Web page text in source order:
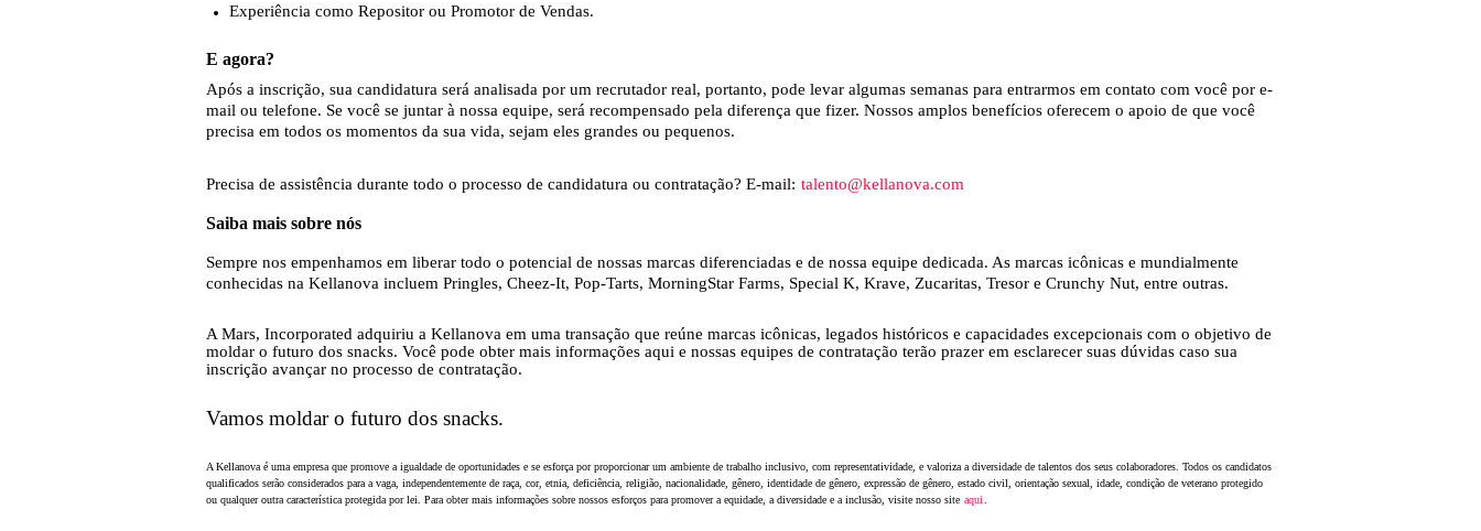
Experiência como Repositor ou Promotor de Vendas.
E agora?
Após a inscrição, sua candidatura será analisada por um recrutador real, portanto, pode levar algumas semanas para entrarmos em contato com você por e-
mail ou telefone. Se você se juntar à nossa equipe, será recompensado pela diferença que fizer. Nossos amplos benefícios oferecem o apoio de que você
precisa em todos os momentos da sua vida, sejam eles grandes ou pequenos.
Precisa de assistência durante todo o processo de candidatura ou contratação? E-mail: talento@kellanova.com
Saiba mais sobre nós
Sempre nos empenhamos em liberar todo o potencial de nossas marcas diferenciadas e de nossa equipe dedicada. As marcas icônicas e mundialmente
conhecidas na Kellanova incluem Pringles, Cheez-It, Pop-Tarts, MorningStar Farms, Special K, Krave, Zucaritas, Tresor e Crunchy Nut, entre outras.
A Mars, Incorporated adquiriu a Kellanova em uma transação que reúne marcas icônicas, legados históricos e capacidades excepcionais com o objetivo de
moldar o futuro dos snacks. Você pode obter mais informações aqui e nossas equipes de contratação terão prazer em esclarecer suas dúvidas caso sua
inscrição avançar no processo de contratação.
Vamos moldar o futuro dos snacks.
A Kellanova é uma empresa que promove a igualdade de oportunidades e se esforça por proporcionar um ambiente de trabalho inclusivo, com representatividade, e valoriza a diversidade de talentos dos seus colaboradores. Todos os candidatos
qualificados serão considerados para a vaga, independentemente de raça, cor, etnia, deficiência, religião, nacionalidade, gênero, identidade de gênero, expressão de gênero, estado civil, orientação sexual, idade, condição de veterano protegido
ou qualquer outra característica protegida por lei. Para obter mais informações sobre nossos esforços para promover a equidade, a diversidade e a inclusão, visite nosso site aqui